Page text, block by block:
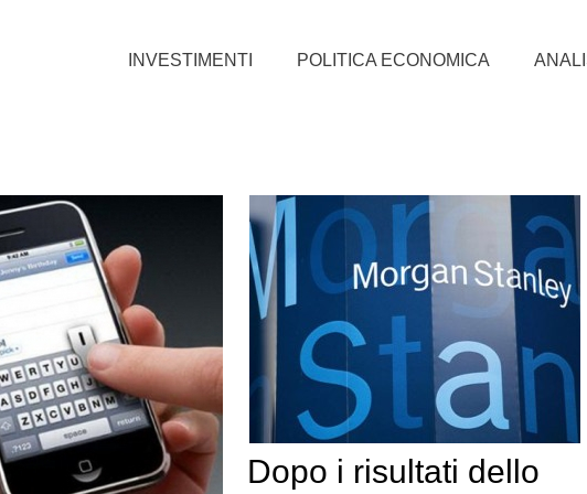
INVESTIMENTI POLITICA ECONOMICA
Dopo i risultati dello